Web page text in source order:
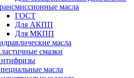
масла
ГОСТ
Для АКПП
Для МКПП
масла
смазки
масла